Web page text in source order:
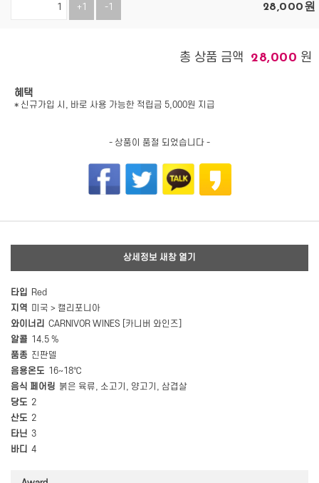
+1 -1 28,000원
총 상품 금액 28,000 원
혜택
* 신규가입 시, 바로 사용 가능한 적립금 5,000원 지급
- 상품이 품절 되었습니다 -
상세정보 새창 열기
타입
Red
지역 미국 > 캘리포니아
와이너리 CARNIVOR WINES [카니버 와인즈]
알콜 14.5 %
품종 진판델
음용온도 16~18℃
음식 페어링 붉은 육류, 소고기, 양고기, 삼겹살
당도 2
산도 2
타닌 3
바디 4